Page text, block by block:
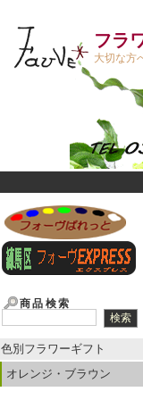
フラ
大切な方
商品検索
色別フラワーギフト
オレンジ・ブラウン